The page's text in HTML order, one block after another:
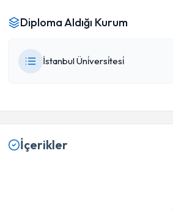
Diploma Aldığı Kurum
İstanbul Üni̇versi̇tesi̇
İçerikler